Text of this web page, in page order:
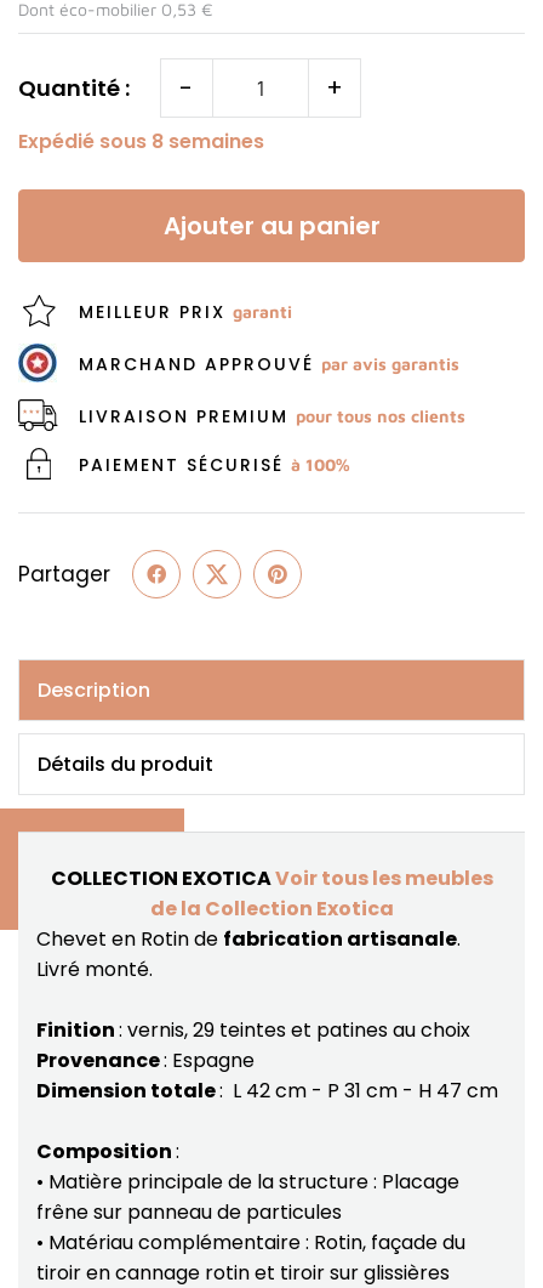
Dont éco-mobilier 0,53 €
Quantité : - +
Expédié sous 8 semaines
Ajouter au panier
MEILLEUR PRIX garanti
MARCHAND APPROUVÉ par avis garantis
LIVRAISON PREMIUM pour tous nos clients
PAIEMENT SÉCURISÉ à 100%
Partager
Description
COLLECTION EXOTICAVoir tous les meubles
de la Collection Exotica
Chevet en Rotin de fabrication artisanale.
Livré monté.
Finition: vernis, 29 teintes et patines au choix
Provenance: Espagne
Dimension totale: L 42 cm - P 31 cm - H 47 cm
Composition:
• Matière principale de la structure : Placage
frêne sur panneau de particules
• Matériau complémentaire : Rotin, façade du
tiroir en cannage rotin et tiroir sur glissières
Détails du produit